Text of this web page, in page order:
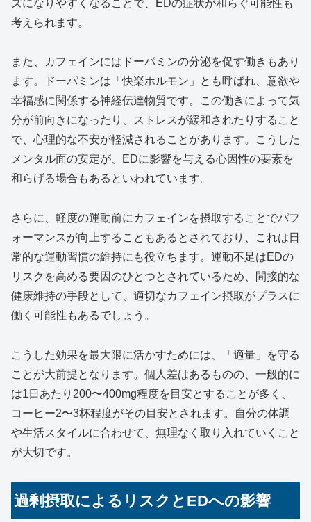
ズになりやすくなることで、EDの症状が和らぐ可能性も
考えられます。
また、カフェインにはドーパミンの分泌を促す働きもあり
ます。ドーパミンは「快楽ホルモン」とも呼ばれ、意欲や
幸福感に関係する神経伝達物質です。この働きによって気
分が前向きになったり、ストレスが緩和されたりすること
で、心理的な不安が軽減されることがあります。こうした
メンタル面の安定が、EDに影響を与える心因性の要素を
和らげる場合もあるといわれています。
さらに、軽度の運動前にカフェインを摂取することでパフ
ォーマンスが向上することもあるとされており、これは日
常的な運動習慣の維持にも役立ちます。運動不足はEDの
リスクを高める要因のひとつとされているため、間接的な
健康維持の手段として、適切なカフェイン摂取がプラスに
働く可能性もあるでしょう。
こうした効果を最大限に活かすためには、「適量」を守る
ことが大前提となります。個人差はあるものの、一般的に
は1日あたり200〜400mg程度を目安とすることが多く、
コーヒー2〜3杯程度がその目安とされます。自分の体調
や生活スタイルに合わせて、無理なく取り入れていくこと
が大切です。
過剰摂取によるリスクとEDへの影響